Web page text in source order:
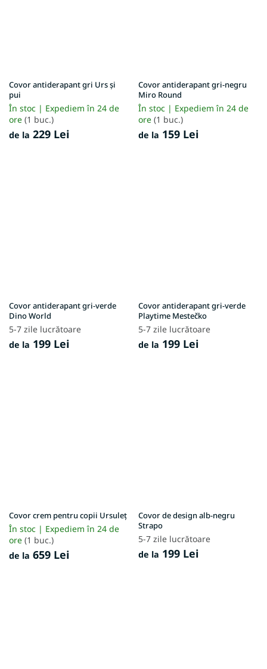
Covor antiderapant gri Urs și
pui
În stoc | Expediem în 24 de
ore (1 buc.)
de la 229 Lei
Covor antiderapant gri-negru
Miro Round
În stoc | Expediem în 24 de
ore (1 buc.)
de la 159 Lei
Covor antiderapant gri-verde
Dino World
5-7 zile lucrătoare
de la 199 Lei
Covor antiderapant gri-verde
Playtime Mestečko
5-7 zile lucrătoare
de la 199 Lei
Covor crem pentru copii Ursuleț
În stoc | Expediem în 24 de
ore (1 buc.)
de la 659 Lei
Covor de design alb-negru
Strapo
5-7 zile lucrătoare
de la 199 Lei